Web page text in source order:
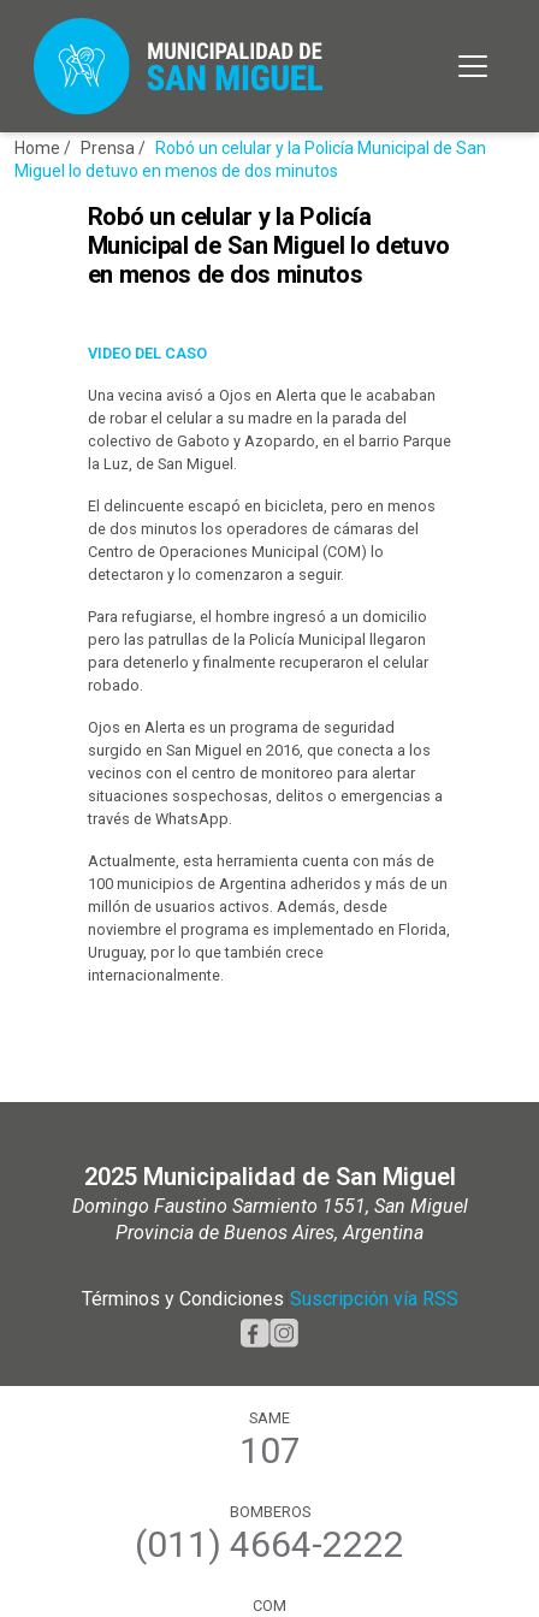
Home / Prensa /
Robó un celular y la Policía Municipal de San
Miguel lo detuvo en menos de dos minutos
Robó un celular y la Policía
Municipal de San Miguel lo detuvo
en menos de dos minutos
VIDEO DEL CASO
Una vecina avisó a Ojos en Alerta que le acababan
de robar el celular a su madre en la parada del
colectivo de Gaboto y Azopardo, en el barrio Parque
la Luz, de San Miguel.
El delincuente escapó en bicicleta, pero en menos
de dos minutos los operadores de cámaras del
Centro de Operaciones Municipal (COM) lo
detectaron y lo comenzaron a seguir.
Para refugiarse, el hombre ingresó a un domicilio
pero las patrullas de la Policía Municipal llegaron
para detenerlo y finalmente recuperaron el celular
robado.
Ojos en Alerta es un programa de seguridad
surgido en San Miguel en 2016, que conecta a los
vecinos con el centro de monitoreo para alertar
situaciones sospechosas, delitos o emergencias a
través de WhatsApp.
Actualmente, esta herramienta cuenta con más de
100 municipios de Argentina adheridos y más de un
millón de usuarios activos. Además, desde
noviembre el programa es implementado en Florida,
Uruguay, por lo que también crece
internacionalmente.
2025 Municipalidad de San Miguel
Domingo Faustino Sarmiento 1551, San Miguel
Provincia de Buenos Aires, Argentina
Términos y Condiciones Suscripción vía RSS
SAME
107
BOMBEROS
(011) 4664-2222
COM